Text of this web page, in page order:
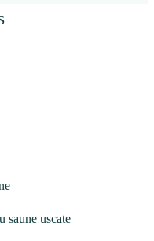
saune uscate